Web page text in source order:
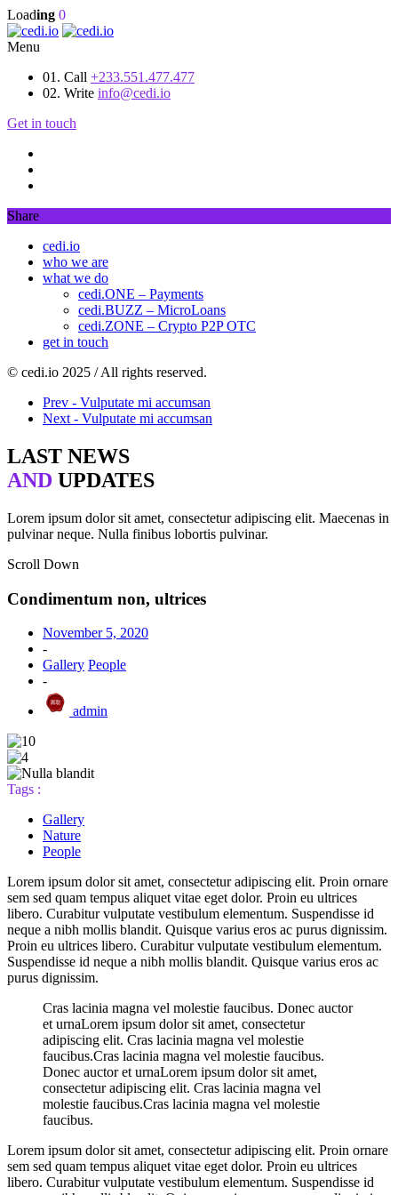
Loading 0
Menu
01. Call +233.551.477.477
02. Write info@cedi.io
Get in touch
Share
cedi.io
who we are
what we do
cedi.ONE – Payments
cedi.BUZZ – MicroLoans
cedi.ZONE – Crypto P2P OTC
get in touch
© cedi.io 2025 / All rights reserved.
Prev - Vulputate mi accumsan
Next - Vulputate mi accumsan
LAST NEWS
AND UPDATES
Lorem ipsum dolor sit amet, consectetur adipiscing elit. Maecenas in
pulvinar neque. Nulla finibus lobortis pulvinar.
Scroll Down
Condimentum non, ultrices
November 5, 2020
-
Gallery People
-
admin
Tags :
Gallery
Nature
People
Lorem ipsum dolor sit amet, consectetur adipiscing elit. Proin ornare
sem sed quam tempus aliquet vitae eget dolor. Proin eu ultrices
libero. Curabitur vulputate vestibulum elementum. Suspendisse id
neque a nibh mollis blandit. Quisque varius eros ac purus dignissim.
Proin eu ultrices libero. Curabitur vulputate vestibulum elementum.
Suspendisse id neque a nibh mollis blandit. Quisque varius eros ac
purus dignissim.
Cras lacinia magna vel molestie faucibus. Donec auctor
et urnaLorem ipsum dolor sit amet, consectetur
adipiscing elit. Cras lacinia magna vel molestie
faucibus.Cras lacinia magna vel molestie faucibus.
Donec auctor et urnaLorem ipsum dolor sit amet,
consectetur adipiscing elit. Cras lacinia magna vel
molestie faucibus.Cras lacinia magna vel molestie
faucibus.
Lorem ipsum dolor sit amet, consectetur adipiscing elit. Proin ornare
sem sed quam tempus aliquet vitae eget dolor. Proin eu ultrices
libero. Curabitur vulputate vestibulum elementum. Suspendisse id